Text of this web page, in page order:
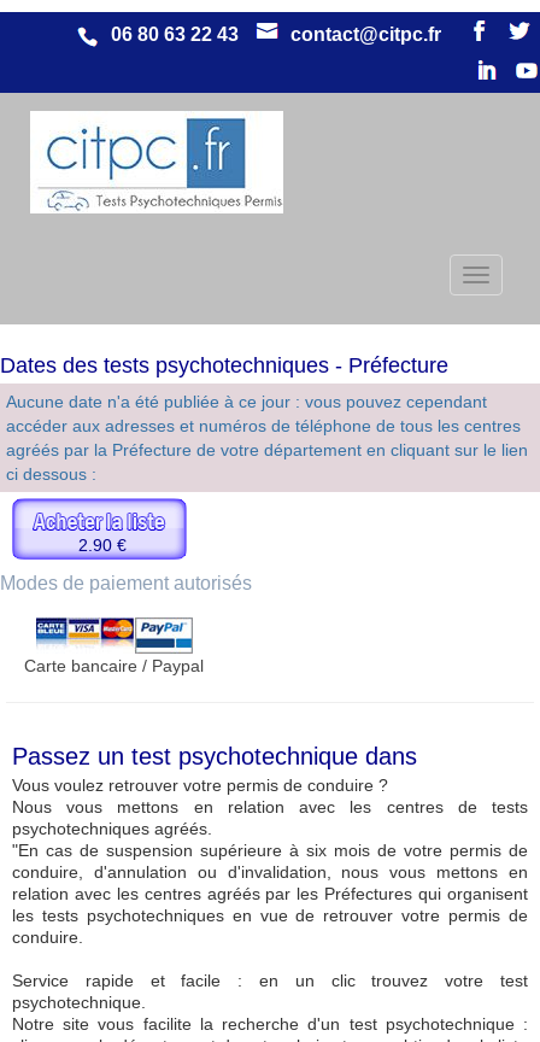
06 80 63 22 43 contact@citpc.fr
Dates des tests psychotechniques - Préfecture
Aucune date n'a été publiée à ce jour : vous pouvez cependant
accéder aux adresses et numéros de téléphone de tous les centres
agréés par la Préfecture de votre département en cliquant sur le lien
ci dessous :
2.90 €
Modes de paiement autorisés
Carte bancaire / Paypal
Passez un test psychotechnique dans
Vous voulez retrouver votre permis de conduire ?
Nous vous mettons en relation avec les centres de tests
psychotechniques agréés.
"En cas de suspension supérieure à six mois de votre permis de
conduire, d'annulation ou d'invalidation, nous vous mettons en
relation avec les centres agréés par les Préfectures qui organisent
les tests psychotechniques en vue de retrouver votre permis de
conduire.
Service rapide et facile : en un clic trouvez votre test
psychotechnique.
Notre site vous facilite la recherche d'un test psychotechnique :